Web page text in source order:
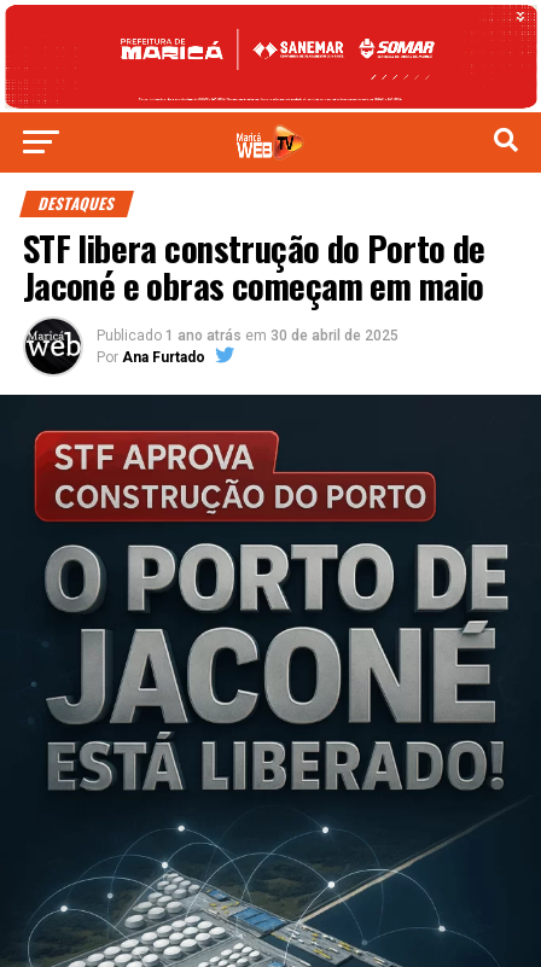
DESTAQUES
STF libera construção do Porto de
Jaconé e obras começam em maio
Publicado 1 ano atrás em 30 de abril de 2025
Por Ana Furtado